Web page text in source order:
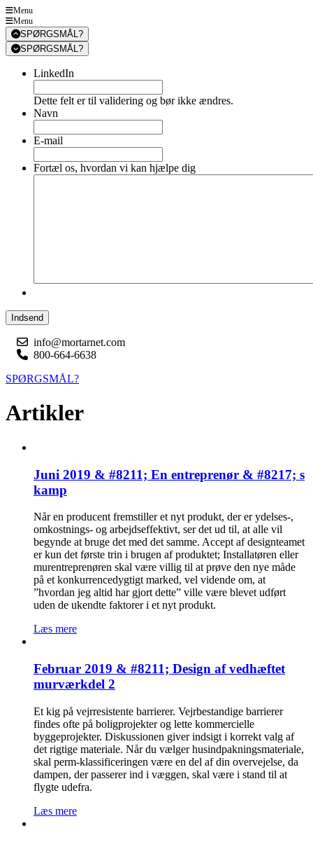
Menu
Menu
SPØRGSMÅL?
SPØRGSMÅL?
LinkedIn
Dette felt er til validering og bør ikke ændres.
Navn
E-mail
Fortæl os, hvordan vi kan hjælpe dig
Indsend
info@mortarnet.com
800-664-6638
SPØRGSMÅL?
Artikler
Juni 2019 & #8211; En entreprenør & #8217; s
kamp
Når en producent fremstiller et nyt produkt, der er ydelses-,
omkostnings- og arbejdseffektivt, ser det ud til, at alle vil
begynde at bruge det med det samme. Accept af designteamet
er kun det første trin i brugen af produktet; Installatøren eller
murentreprenøren skal være villig til at prøve den nye måde
på et konkurrencedygtigt marked, vel vidende om, at
”hvordan jeg altid har gjort dette” ville være blevet udført
uden de ukendte faktorer i et nyt produkt.
Læs mere
Februar 2019 & #8211; Design af vedhæftet
murværkdel 2
Et kig på vejrresistente barrierer. Vejrbestandige barrierer
findes ofte på boligprojekter og lette kommercielle
byggeprojekter. Diskussionen giver indsigt i korrekt valg af
det rigtige materiale. Når du vælger husindpakningsmateriale,
skal perm-klassificeringen være en del af din overvejelse, da
dampen, der passerer ind i væggen, skal være i stand til at
flygte udefra.
Læs mere